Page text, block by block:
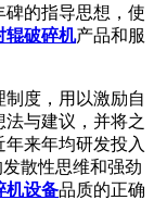
碑的指导思想，使
辊破碎机产品和服
度，用以激励自
与建议，并将之
来年均研发投入
散性思维和强劲
机设备品质的正确